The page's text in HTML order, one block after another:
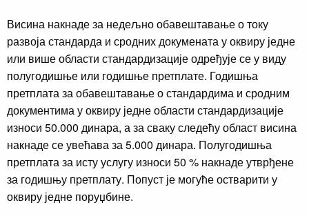
Висина накнаде за недељно обавештавање о току
развоја стандарда и сродних докумената у оквиру једне
или више области стандардизације одређује се у виду
полугодишње или годишње претплате. Годишња
претплата за обавештавање о стандардима и сродним
документима у оквиру једне области стандардизације
износи 50.000 динара, а за сваку следећу област висина
накнаде се увећава за 5.000 динара. Полугодишња
претплата за исту услугу износи 50 % накнаде утврђене
за годишњу претплату. Попуст је могуће остварити у
оквиру једне поруџбине.